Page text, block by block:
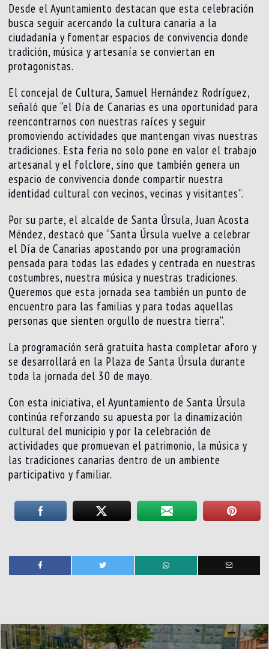
Desde el Ayuntamiento destacan que esta celebración
busca seguir acercando la cultura canaria a la
ciudadanía y fomentar espacios de convivencia donde
tradición, música y artesanía se conviertan en
protagonistas.
El concejal de Cultura, Samuel Hernández Rodríguez,
señaló que “el Día de Canarias es una oportunidad para
reencontrarnos con nuestras raíces y seguir
promoviendo actividades que mantengan vivas nuestras
tradiciones. Esta feria no solo pone en valor el trabajo
artesanal y el folclore, sino que también genera un
espacio de convivencia donde compartir nuestra
identidad cultural con vecinos, vecinas y visitantes”.
Por su parte, el alcalde de Santa Úrsula, Juan Acosta
Méndez, destacó que “Santa Úrsula vuelve a celebrar
el Día de Canarias apostando por una programación
pensada para todas las edades y centrada en nuestras
costumbres, nuestra música y nuestras tradiciones.
Queremos que esta jornada sea también un punto de
encuentro para las familias y para todas aquellas
personas que sienten orgullo de nuestra tierra”.
La programación será gratuita hasta completar aforo y
se desarrollará en la Plaza de Santa Úrsula durante
toda la jornada del 30 de mayo.
Con esta iniciativa, el Ayuntamiento de Santa Úrsula
continúa reforzando su apuesta por la dinamización
cultural del municipio y por la celebración de
actividades que promuevan el patrimonio, la música y
las tradiciones canarias dentro de un ambiente
participativo y familiar.